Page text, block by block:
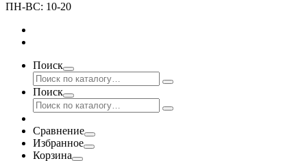
ПН-ВС: 10-20
Поиск
Поиск
Сравнение
Избранное
Корзина